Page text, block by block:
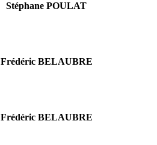
Stéphane POULAT
Frédéric BELAUBRE
Frédéric BELAUBRE